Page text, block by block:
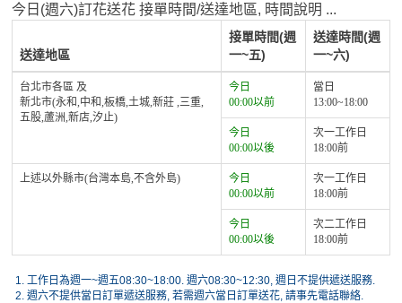
今日(週六)訂花送花 接單時間/送達地區, 時間說明 ...
送達地區
接單時間(週
一~五)
送達時間(週
一~六)
台北市各區 及
新北市(永和,中和,板橋,土城,新莊 ,三重,
五股,蘆洲,新店,汐止)
今日
00:00以前
當日
13:00~18:00
今日
00:00以後
次一工作日
18:00前
上述以外縣市(台灣本島,不含外島)
今日
00:00以前
次一工作日
18:00前
今日
00:00以後
次二工作日
18:00前
1. 工作日為週一~週五08:30~18:00. 週六08:30~12:30, 週日不提供遞送服務.
2. 週六不提供當日訂單遞送服務, 若需週六當日訂單送花, 請事先電話聯絡.